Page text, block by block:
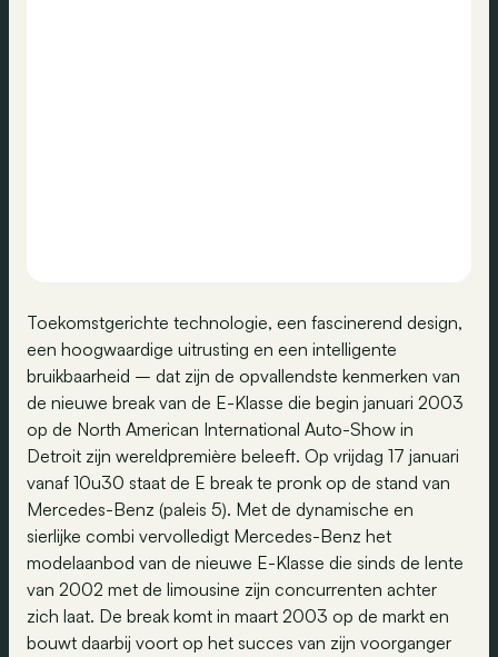
Toekomstgerichte technologie, een fascinerend design,
een hoogwaardige uitrusting en een intelligente
bruikbaarheid – dat zijn de opvallendste kenmerken van
de nieuwe break van de E-Klasse die begin januari 2003
op de North American International Auto-Show in
Detroit zijn wereldpremière beleeft. Op vrijdag 17 januari
vanaf 10u30 staat de E break te pronk op de stand van
Mercedes-Benz (paleis 5). Met de dynamische en
sierlijke combi vervolledigt Mercedes-Benz het
modelaanbod van de nieuwe E-Klasse die sinds de lente
van 2002 met de limousine zijn concurrenten achter
zich laat. De break komt in maart 2003 op de markt en
bouwt daarbij voort op het succes van zijn voorganger